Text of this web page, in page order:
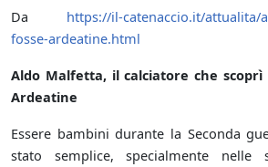
Da https://il-catenaccio.it/attualita/
fosse-ardeatine.html
Aldo Malfetta, il calciatore che scoprì
Ardeatine
Essere bambini durante la Seconda
stato semplice, specialmente nelle